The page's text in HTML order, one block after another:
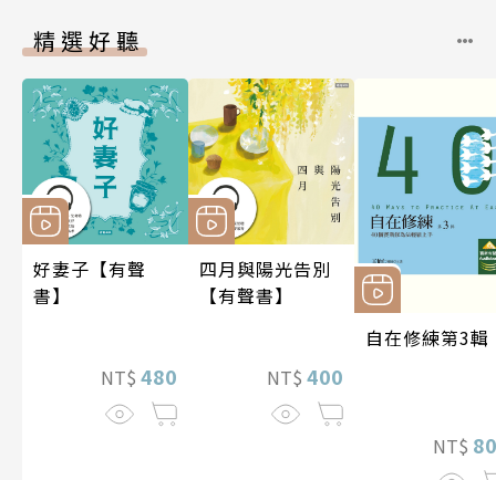
精選好聽
好妻子【有聲
書】
NT$ 480
四月與陽光告別
【有聲書】
NT$ 400
自在修練第3輯
NT$